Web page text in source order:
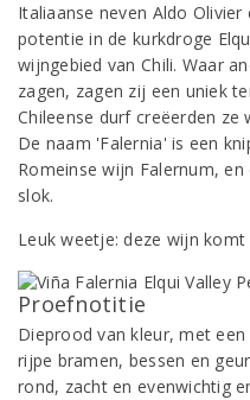
Italiaanse neven Aldo
potentie in de kurkdroge
wijngebied van Chili. Waar
zagen, zagen zij een uniek
Chileense durf creëerden ze
De naam 'Falernia' is een
Romeinse wijn Falernum,
slok.
Leuk weetje: deze wijn
Proefnotitie
Dieprood van kleur, met
rijpe bramen, bessen en
rond, zacht en evenwichtig